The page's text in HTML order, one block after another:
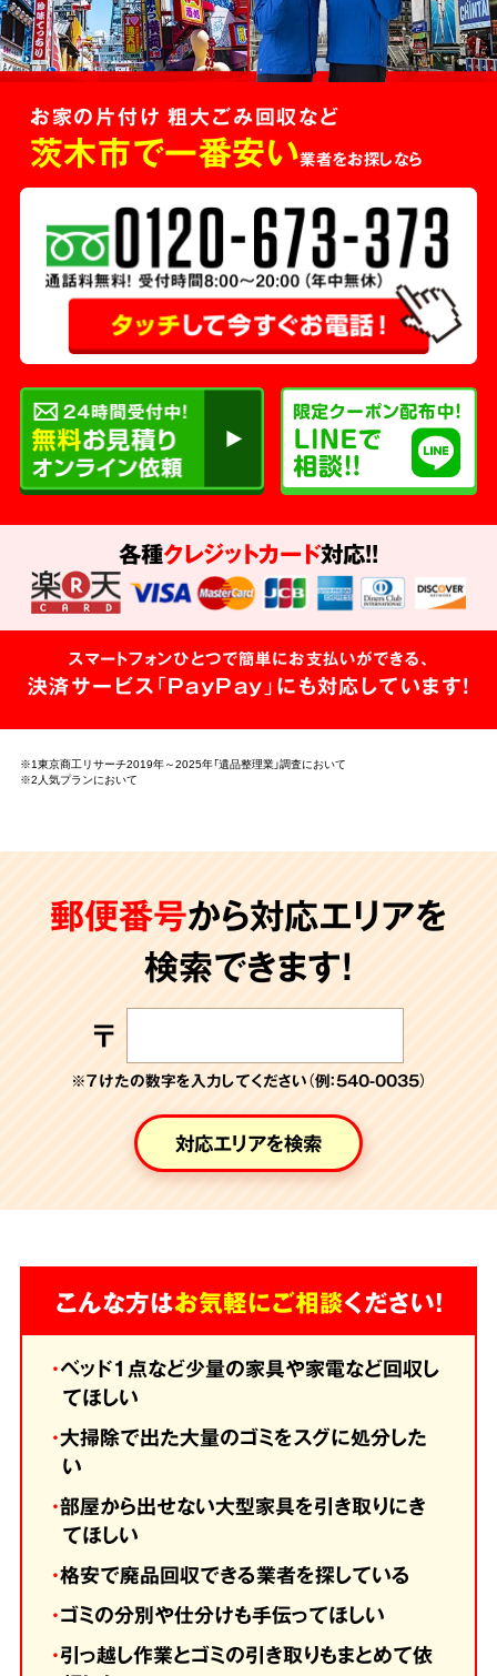
お家の片付け 粗大ごみ回収など
茨木市で一番安い業者をお探しなら
各種クレジットカード対応!!
スマートフォンひとつで簡単にお支払いができる、
決済サービス「PayPay」にも対応しています!
※1東京商工リサーチ2019年～2025年「遺品整理業」調査において
※2人気プランにおいて
郵便番号から対応エリアを
検索できます!
〒
※７けたの数字を入力してください（例：540-0035）
対応エリアを検索
こんな方はお気軽にご相談ください！
・ベッド1点など少量の家具や家電など回収し
てほしい
・大掃除で出た大量のゴミをスグに処分した
い
・部屋から出せない大型家具を引き取りにき
てほしい
・格安で廃品回収できる業者を探している
・ゴミの分別や仕分けも手伝ってほしい
・引っ越し作業とゴミの引き取りもまとめて依